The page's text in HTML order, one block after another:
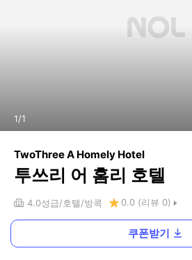
1/1
TwoThree A Homely Hotel
투쓰리 어 홈리 호텔
4.0성급 호텔 방콕 0.0 (리뷰 0)
쿠폰받기